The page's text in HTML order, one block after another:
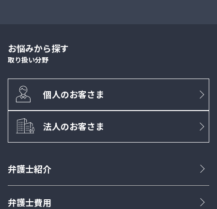
お悩みから探す
取り扱い分野
個人のお客さま
法人のお客さま
弁護士紹介
弁護士費用